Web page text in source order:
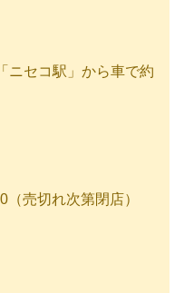
ニセコ駅」から車で約
売切れ次第閉店）